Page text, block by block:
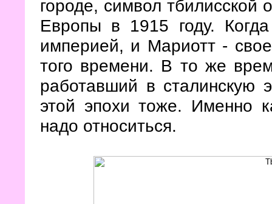
городе, символ тбилисской
Европы в 1915 году.
империей, и Мариотт -
того времени. В то же
работавший в сталинскую
этой эпохи тоже. Именно
надо относиться.